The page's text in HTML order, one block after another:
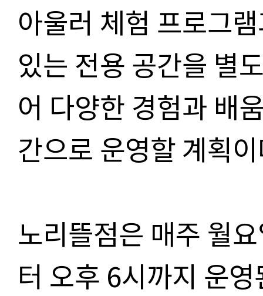
아울러 체험 프로그
있는 전용 공간을 별
어 다양한 경험과 배
간으로 운영할 계획
노리뜰점은 매주 월
터 오후 6시까지 운